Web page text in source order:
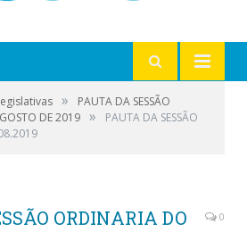
»
PAUTA DA SESSÃO
DE 2019 »
PAUTA DA SESSÃO
ORDINARIA DO
0